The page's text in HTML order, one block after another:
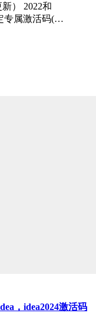
） 2022和
专属激活码(…
，idea2024激活码